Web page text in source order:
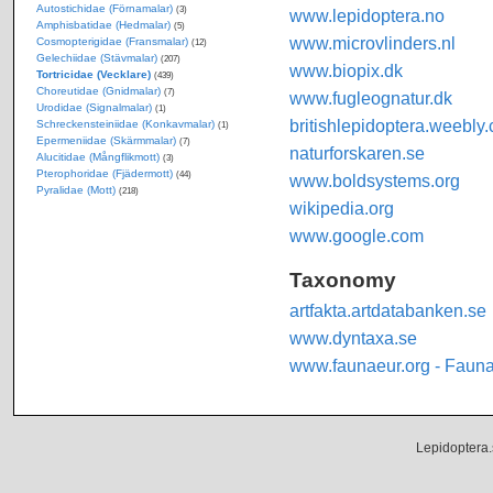
www.lepidoptera.no
www.microvlinders.nl
www.biopix.dk
www.fugleognatur.dk
naturforskaren.se
www.boldsystems.org
wikipedia.org
www.google.com
Taxonomy
artfakta.artdatabanken.se
www.dyntaxa.se
www.faunaeur.org -
Autostichidae (Förnamalar) (3)
Amphisbatidae (Hedmalar) (5)
Cosmopterigidae (Fransmalar) (12)
Gelechiidae (Stävmalar) (207)
Tortricidae (Vecklare) (439)
Choreutidae (Gnidmalar) (7)
Urodidae (Signalmalar) (1)
Schreckensteiniidae (Konkavmalar) (1)
Epermeniidae (Skärmmalar) (7)
Alucitidae (Mångflikmott) (3)
Pterophoridae (Fjädermott) (44)
Pyralidae (Mott) (218)